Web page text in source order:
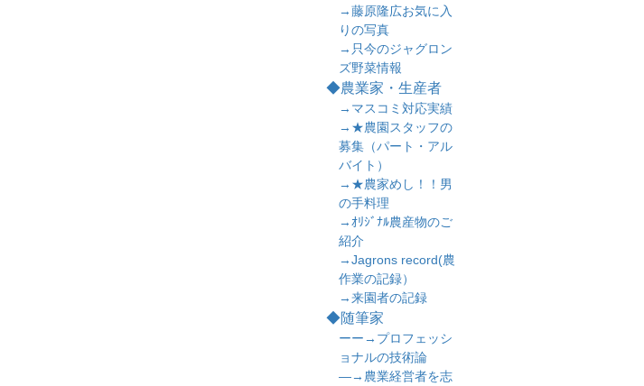
→藤原隆広お気に入
りの写真
→只今のジャグロン
ズ野菜情報
◆農業家・生産者
→マスコミ対応実績
→★農園スタッフの
募集（パート・アル
バイト）
→★農家めし！！男
の手料理
→ｵﾘｼﾞﾅﾙ農産物のご
紹介
→Jagrons record(農
作業の記録）
→来園者の記録
◆随筆家
ーー→プロフェッシ
ョナルの技術論
―→農業経営者を志